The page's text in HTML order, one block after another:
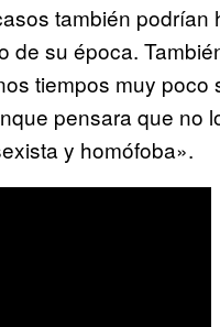
también podrían
de su época.
tiempos muy poco
pensara que no
y homófoba».